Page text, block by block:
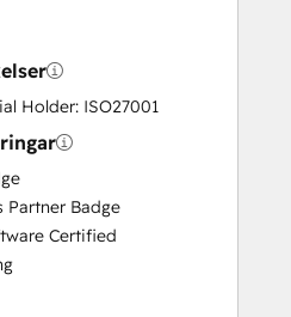
Design
Holder: ISO27001
Partner Badge
Certified
Certification